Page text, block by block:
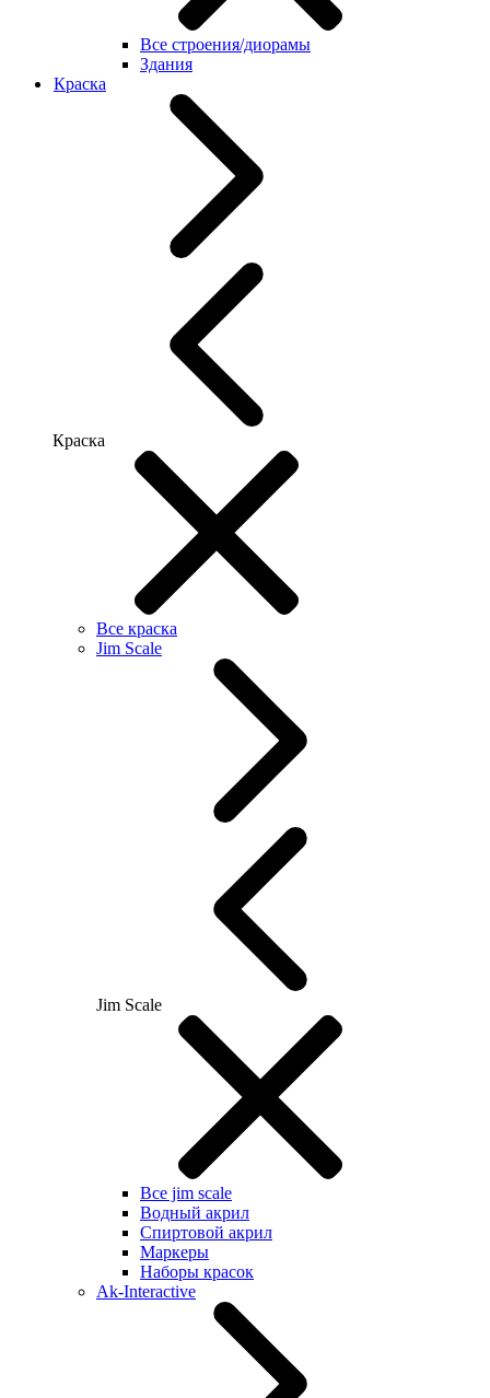
Все строения/диорамы
Здания
Краска
Краска
Все краска
Jim Scale
Jim Scale
Все jim scale
Водный акрил
Спиртовой акрил
Маркеры
Наборы красок
Ak-Interactive